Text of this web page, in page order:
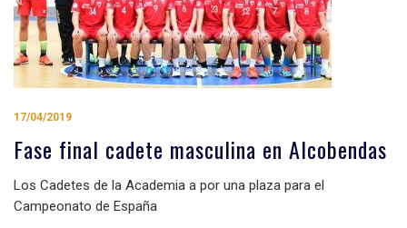
17/04/2019
Fase final cadete masculina en Alcobendas
Los Cadetes de la Academia a por una plaza para el
Campeonato de España